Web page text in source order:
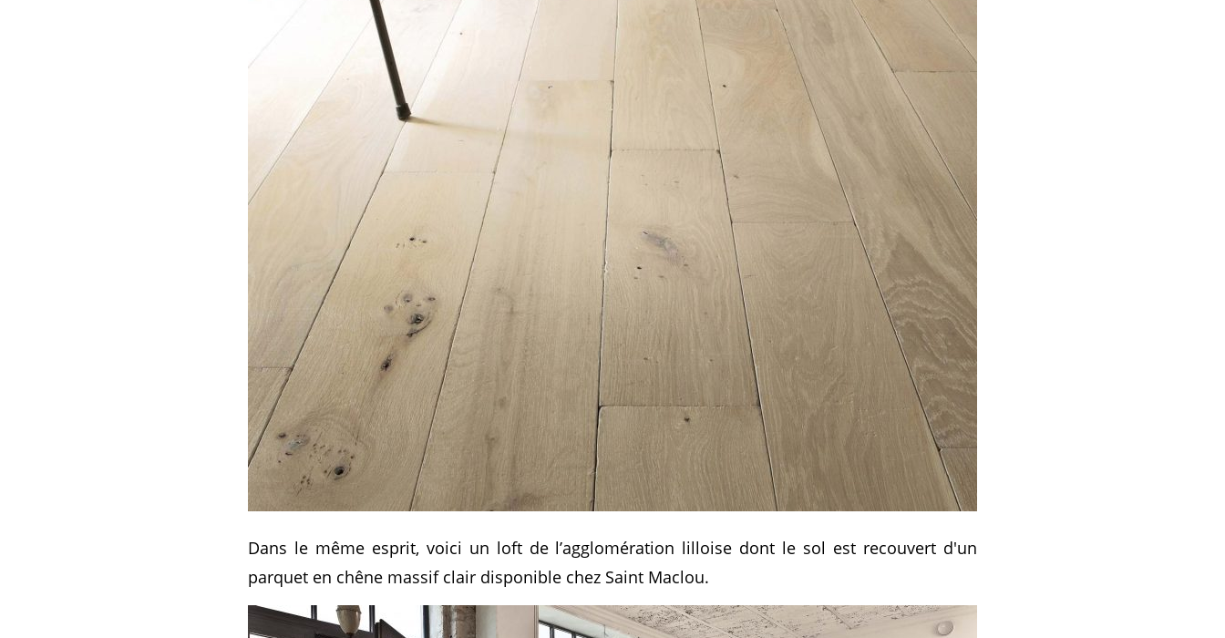
Dans le même esprit, voici un loft de l’agglomération lilloise dont le sol est recouvert d'un
parquet en chêne massif clair disponible chez Saint Maclou.